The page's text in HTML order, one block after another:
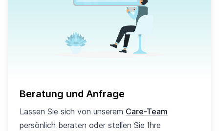
Beratung und Anfrage
Lassen Sie sich von unserem Care-Team
persönlich beraten oder stellen Sie Ihre